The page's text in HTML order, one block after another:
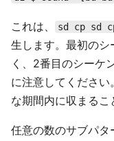
これは、 sd cp sd
生します。最初の
く、2番目のシーケ
に注意してくださ
な期間内に収まるこ
任意の数のサブパ